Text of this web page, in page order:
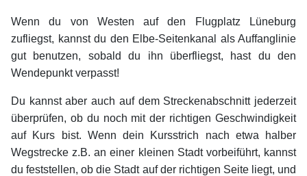
Wenn du von Westen auf den Flugplatz Lüneburg
zufliegst, kannst du den Elbe-Seitenkanal als Auffanglinie
gut benutzen, sobald du ihn überfliegst, hast du den
Wendepunkt verpasst!
Du kannst aber auch auf dem Streckenabschnitt jederzeit
überprüfen, ob du noch mit der richtigen Geschwindigkeit
auf Kurs bist. Wenn dein Kursstrich nach etwa halber
Wegstrecke z.B. an einer kleinen Stadt vorbeiführt, kannst
du feststellen, ob die Stadt auf der richtigen Seite liegt, und